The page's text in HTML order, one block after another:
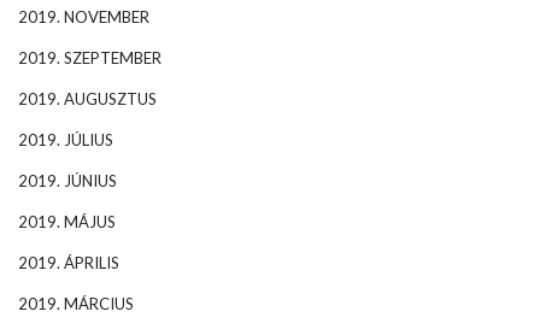
2019. NOVEMBER
2019. SZEPTEMBER
2019. AUGUSZTUS
2019. JÚLIUS
2019. JÚNIUS
2019. MÁJUS
2019. ÁPRILIS
2019. MÁRCIUS